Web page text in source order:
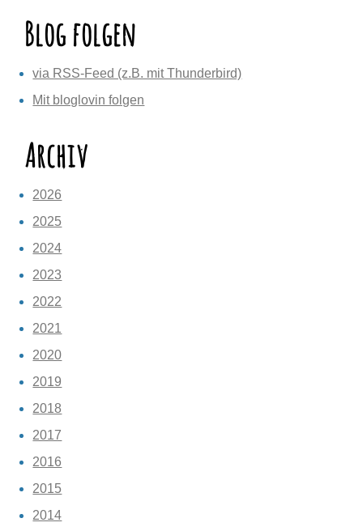
Blog folgen
via RSS-Feed (z.B. mit Thunderbird)
Mit bloglovin folgen
Archiv
2026
2025
2024
2023
2022
2021
2020
2019
2018
2017
2016
2015
2014